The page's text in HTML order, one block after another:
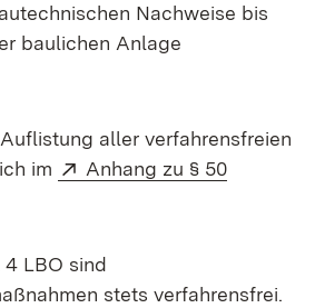
Nachweise bis
baulichen Anlage
aller verfahrensfreien
im
Extern:
Anhang zu § 50
LBO sind
stets verfahrensfrei.